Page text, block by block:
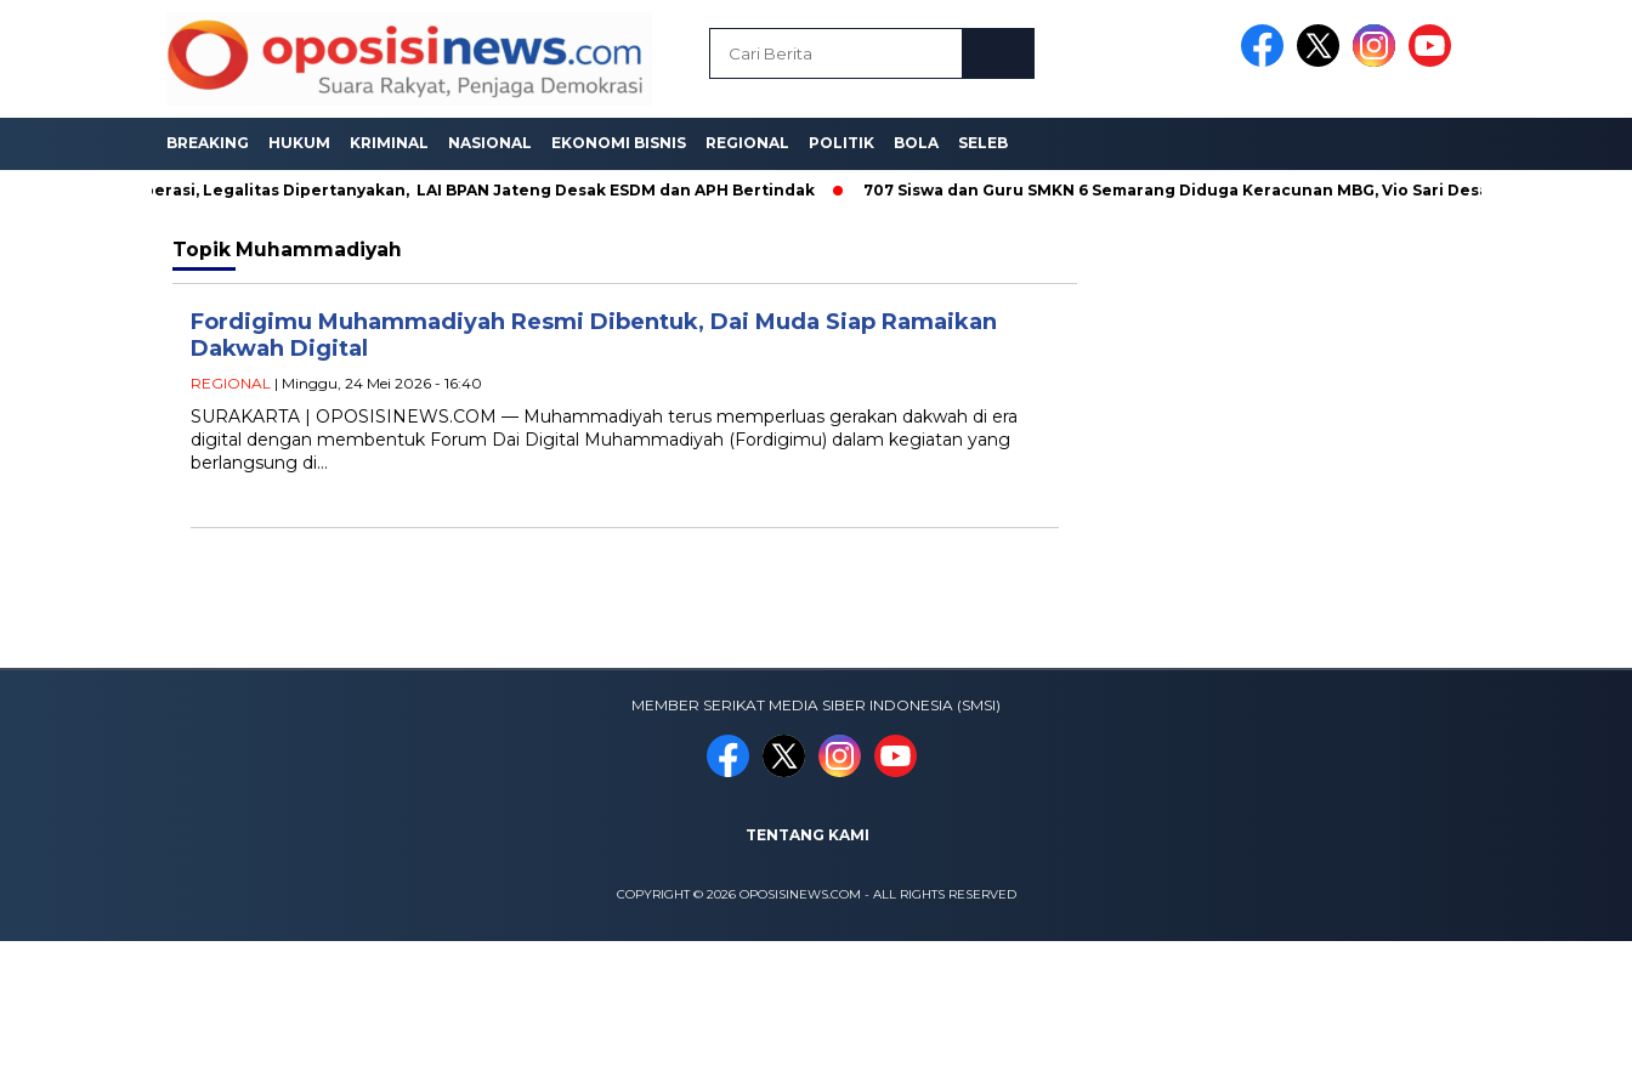
BREAKING HUKUM KRIMINAL NASIONAL EKONOMI BISNIS REGIONAL POLITIK BOLA SELEB
Masih Beroperasi, Legalitas Dipertanyakan, LAI BPAN Jateng Desak ESDM dan APH Bertindak 707 Siswa dan Guru SMKN 6 Semarang Diduga Keracunan MBG, Vio Sari Desak Pengusutan
Topik Muhammadiyah
Fordigimu Muhammadiyah Resmi Dibentuk, Dai Muda Siap Ramaikan
Dakwah Digital
REGIONAL | Minggu, 24 Mei 2026 - 16:40
SURAKARTA | OPOSISINEWS.COM — Muhammadiyah terus memperluas gerakan dakwah di era
digital dengan membentuk Forum Dai Digital Muhammadiyah (Fordigimu) dalam kegiatan yang
berlangsung di…
MEMBER SERIKAT MEDIA SIBER INDONESIA (SMSI)
TENTANG KAMI
COPYRIGHT © 2026 OPOSISINEWS.COM - ALL RIGHTS RESERVED